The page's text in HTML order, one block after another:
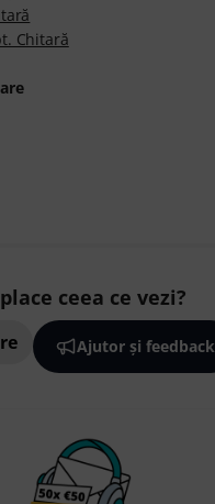
Chitară
ceea ce vezi?
Ajutor și feedback